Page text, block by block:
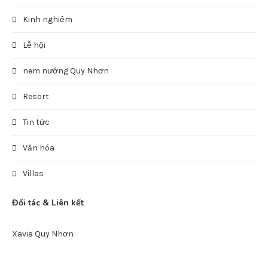
Kinh nghiệm
Lễ hội
nem nướng Quy Nhơn
Resort
Tin tức
Văn hóa
Villas
Đối tác & Liên kết
Xavia Quy Nhơn